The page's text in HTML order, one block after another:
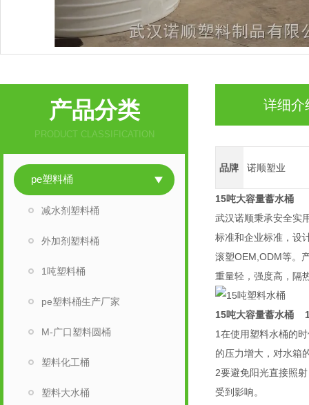
产品分类
PRODUCT CLASSIFICATION
pe塑料桶
减水剂塑料桶
外加剂塑料桶
1吨塑料桶
pe塑料桶生产厂家
M-广口塑料圆桶
塑料化工桶
塑料大水桶
详细介
品牌 诺顺塑业
15吨大容量蓄水桶
武汉诺顺秉承安全实
标准和企业标准，设
滚塑OEM,ODM等。
重量轻，强度高，隔
15吨大容量蓄水桶
1在使用塑料水桶的
的压力增大，对水箱
2要避免阳光直接照
受到影响。